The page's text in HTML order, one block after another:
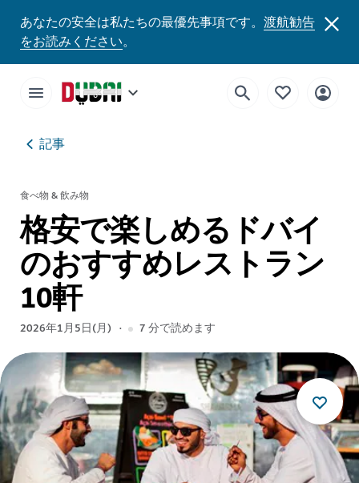
あなたの安全は私たちの最優先事項です。 渡航勧告
をお読みください。
記事
食べ物 & 飲み物
格安で楽しめるドバイ
のおすすめレストラン
10軒
2026年1月5日(月) 7分で読めます